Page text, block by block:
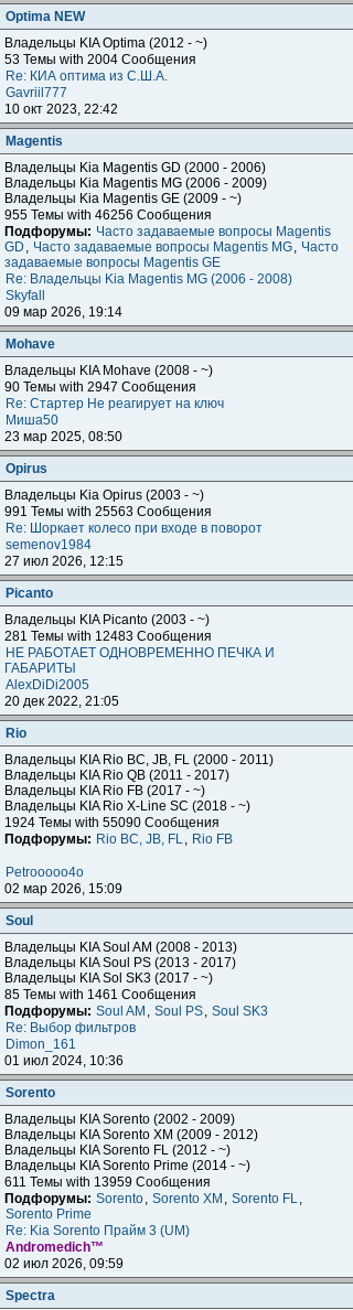
Optima NEW
Владельцы KIA Optima (2012 - ~)
53 Темы with 2004 Сообщения
Re: КИА оптима из С.Ш.А.
Gavriil777
10 окт 2023, 22:42
Magentis
Владельцы Kia Magentis GD (2000 - 2006)
Владельцы Kia Magentis MG (2006 - 2009)
Владельцы Kia Magentis GE (2009 - ~)
955 Темы with 46256 Сообщения
Подфорумы: Часто задаваемые вопросы Magentis
GD , Часто задаваемые вопросы Magentis MG, Часто
задаваемые вопросы Magentis GE
Re: Владельцы Kia Magentis MG (2006 - 2008)
Skyfall
09 мар 2026, 19:14
Mohave
Владельцы KIA Mohave (2008 - ~)
90 Темы with 2947 Сообщения
Re: Стартер Не реагирует на ключ
Миша50
23 мар 2025, 08:50
Opirus
Владельцы Kia Opirus (2003 - ~)
991 Темы with 25563 Сообщения
Re: Шоркает колесо при входе в поворот
semenov1984
27 июл 2026, 12:15
Piсanto
Владельцы KIA Piсanto (2003 - ~)
281 Темы with 12483 Сообщения
НЕ РАБОТАЕТ ОДНОВРЕМЕННО ПЕЧКА И
ГАБАРИТЫ
AlexDiDi2005
20 дек 2022, 21:05
Rio
Владельцы KIA Rio BC, JB, FL (2000 - 2011)
Владельцы KIA Rio QB (2011 - 2017)
Владельцы KIA Rio FB (2017 - ~)
Владельцы KIA Rio X-Line SC (2018 - ~)
1924 Темы with 55090 Сообщения
Подфорумы: Rio BC, JB, FL, Rio FB
Petrooooo4o
02 мар 2026, 15:09
Soul
Владельцы KIA Soul AM (2008 - 2013)
Владельцы KIA Soul PS (2013 - 2017)
Владельцы KIA Sol SK3 (2017 - ~)
85 Темы with 1461 Сообщения
Подфорумы: Soul AM , Soul PS, Soul SK3
Re: Выбор фильтров
Dimon_161
01 июл 2024, 10:36
Sorento
Владельцы KIA Sorento (2002 - 2009)
Владельцы KIA Sorento XM (2009 - 2012)
Владельцы KIA Sorento FL (2012 - ~)
Владельцы KIA Sorento Prime (2014 - ~)
611 Темы with 13959 Сообщения
Подфорумы: Sorento, Sorento XM , Sorento FL,
Sorento Prime
Re: Kia Sorento Прайм 3 (UM)
Andromedich™
02 июл 2026, 09:59
Spectra